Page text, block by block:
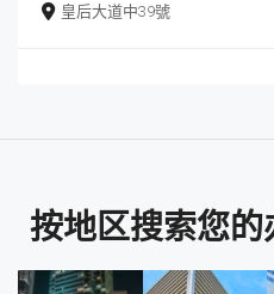
皇后大道中39號
按地区搜索您的